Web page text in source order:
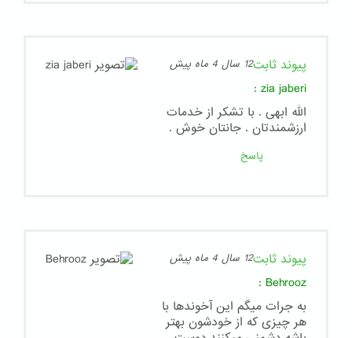
پیوند ثابت12 سال 4 ماه پیش
zia jaberi
:
الله ابهی . با تشکر از خدمات
ارزشمندتان . جانتان خوش .
پاسخ
پیوند ثابت12 سال 4 ماه پیش
Behrooz
:
به جرات میگم این آخوندها با
هر چیزی که از خودشون بهتر